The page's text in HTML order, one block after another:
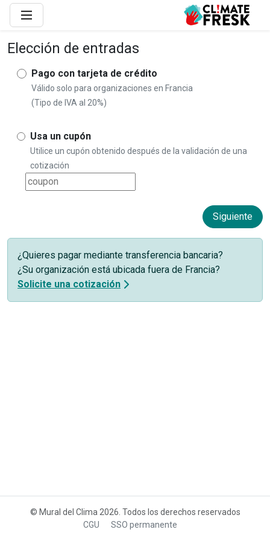
Elección de entradas
Pago con tarjeta de crédito
Válido solo para organizaciones en Francia
(Tipo de IVA al 20%)
Usa un cupón
Utilice un cupón obtenido después de la validación de una
cotización
¿Quieres pagar mediante transferencia bancaria?
¿Su organización está ubicada fuera de Francia?
Solicite una cotización
© Mural del Clima 2026. Todos los derechos reservados
CGU
SSO permanente